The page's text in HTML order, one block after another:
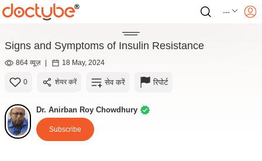
---
Signs and Symptoms of Insulin Resistance
864 व्यूज़ | 18 May, 2024
0 शेयर करें सेव करें रिपोर्ट
Dr. Anirban Roy Chowdhury
Subscribe